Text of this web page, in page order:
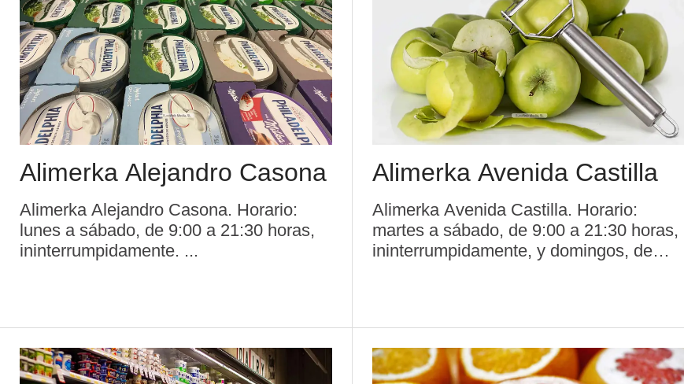
Alimerka Alejandro Casona
Alimerka Alejandro Casona. Horario:
lunes a sábado, de 9:00 a 21:30 horas,
ininterrumpidamente. ...
Alimerka Avenida Castilla
Alimerka Avenida Castilla. Horario:
martes a sábado, de 9:00 a 21:30 horas,
ininterrumpidamente, y domingos, de